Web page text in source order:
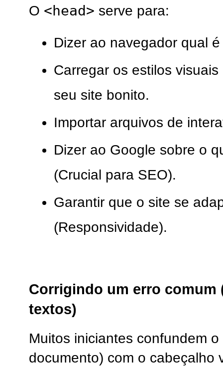
O <head> serve para:
Dizer ao navegador qual
Carregar os estilos
seu site bonito.
Importar arquivos de
Dizer ao Google sobre o
(Crucial para SEO).
Garantir que o site se
(Responsividade).
Corrigindo um erro comum
textos)
Muitos iniciantes confundem o
documento) com o cabeçalho